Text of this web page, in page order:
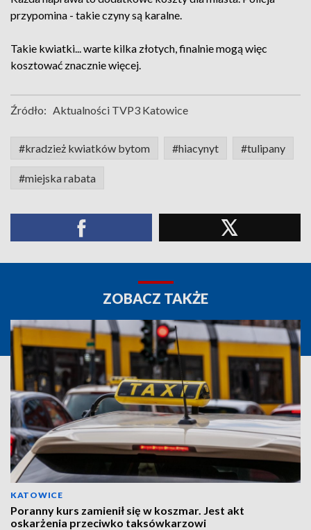
przypomina - takie czyny są karalne.
Takie kwiatki... warte kilka złotych, finalnie mogą więc
kosztować znacznie więcej.
Źródło: Aktualności TVP3 Katowice
#kradzież kwiatków bytom #hiacynyt #tulipany
#miejska rabata
ZOBACZ TAKŻE
KATOWICE
Poranny kurs zamienił się w koszmar. Jest akt
oskarżenia przeciwko taksówkarzowi